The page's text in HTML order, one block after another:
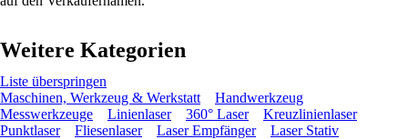
Weitere Kategorien
Liste überspringen
Maschinen, Werkzeug & Werkstatt
Handwerkzeug
Messwerkzeuge
Linienlaser 360° Laser
Kreuzlinienlaser
Punktlaser
Fliesenlaser Laser Empfänger Laser Stativ